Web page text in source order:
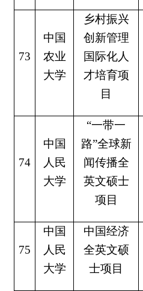
73
中国
农业
大学
乡村振兴
创新管理
国际化人
才培育项
目
74
中国
人民
大学
“一带一
路”全球新
闻传播全
英文硕士
项目
75
中国
人民
大学
中国经济
全英文硕
士项目